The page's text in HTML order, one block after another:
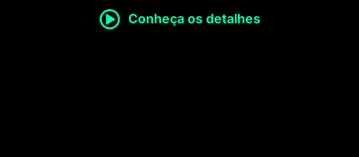
Conheça os detalhes